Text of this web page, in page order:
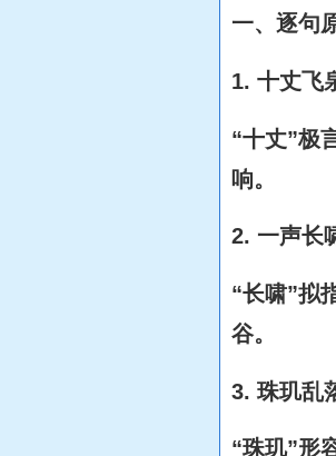
一、逐句
1. 十丈飞
“十丈”极
响。
2. 一声长
“长啸”拟
谷。
3. 珠玑乱
“珠玑”形